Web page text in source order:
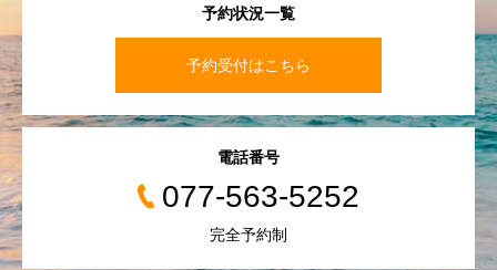
予約状況一覧
予約受付はこちら
電話番号
077-563-5252
完全予約制